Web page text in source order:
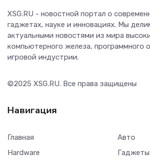
XSG.RU - новостной портал о
гаджетах, науке и инновациях. Мы
актуальными новостями из мира
компьютерного железа, программного
игровой индустрии.
©2025 XSG.RU. Все права защищены
Навигация
Главная
Hardware
Авто
Гаджеты